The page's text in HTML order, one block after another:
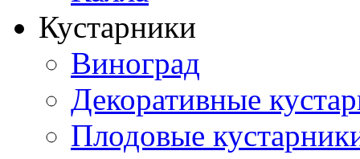
Кустарники
Виноград
Декоративные
Плодовые